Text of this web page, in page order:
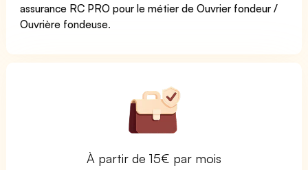
assurance RC PRO pour le métier de Ouvrier fondeur /
Ouvrière fondeuse.
À partir de 15€ par mois